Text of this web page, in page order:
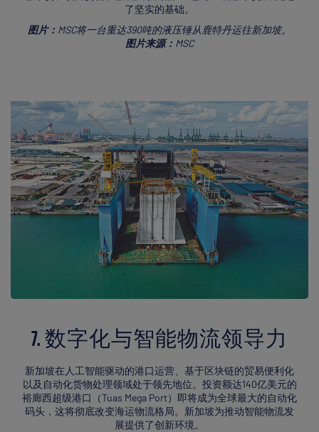
了坚实的基础。
图片： MSC将一台重达390吨的液压锤从鹿特丹运往新加坡。
图片来源： MSC
7. 数字化与智能物流领导力
新加坡在人工智能驱动的港口运营、基于区块链的贸易便利化
以及自动化货物处理领域处于领先地位。投资额达140亿美元的
裕廊西超级港口（Tuas Mega Port）即将成为全球最大的自动化
码头，这将彻底改变海运物流格局。新加坡为推动智能物流发
展提供了创新环境。